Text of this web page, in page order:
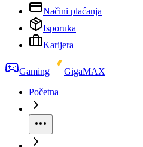
Načini plaćanja
Isporuka
Karijera
Gaming
GigaMAX
Početna